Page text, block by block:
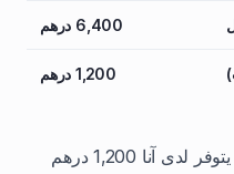
6,400 درهم
1,200 درهم
بعد تغطية جميع النفقات الشهرية، يتوفر لدى آنا 1,200 درهم